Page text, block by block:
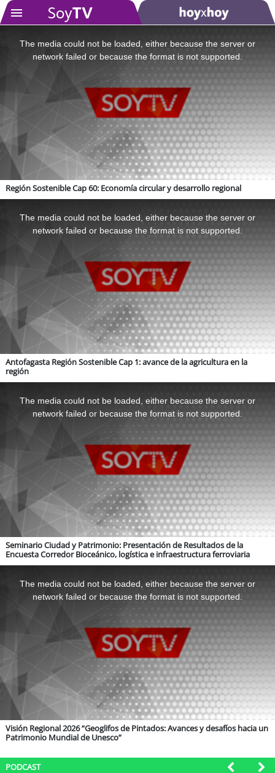
Podcast
Actualidad
Entretención
Economía
Deportes
Sostenibilidad
soychile
arica
soycalama
copiapó
valparaíso
quillota
soysanantonio
soychillán
talcahuano
concepción
soy
soyarauco
soy
The media could not be loaded, either because the server or
network failed or because the format is not supported.
Región Sostenible Cap 60: Economía circular y desarrollo regional
The media could not be loaded, either because the server or
network failed or because the format is not supported.
Antofagasta Región Sostenible Cap 1: avance de la agricultura en la
región
The media could not be loaded, either because the server or
network failed or because the format is not supported.
Seminario Ciudad y Patrimonio: Presentación de Resultados de la
Encuesta Corredor Bioceánico, logística e infraestructura ferroviaria
The media could not be loaded, either because the server or
network failed or because the format is not supported.
Visión Regional 2026 “Geoglifos de Pintados: Avances y desafíos hacia un
Patrimonio Mundial de Unesco”
PODCAST